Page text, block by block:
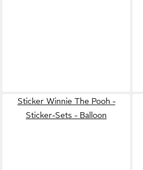
Sticker Winnie The Pooh -
Sticker-Sets - Balloon